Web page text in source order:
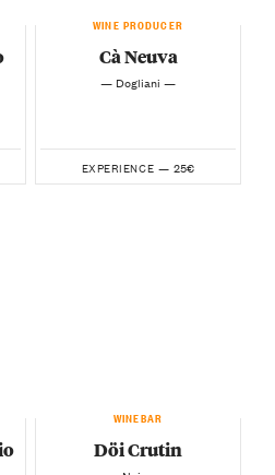
WINE PRODUCER
Cà Neuva
— Dogliani —
EXPERIENCE — 25€
WINEBAR
Döi Crutin